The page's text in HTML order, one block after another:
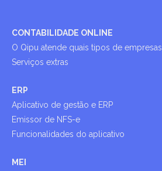
CONTABILIDADE ONLINE
O Qipu atende quais tipos de empresas
Serviços extras
ERP
Aplicativo de gestão e ERP
Emissor de NFS-e
Funcionalidades do aplicativo
MEI